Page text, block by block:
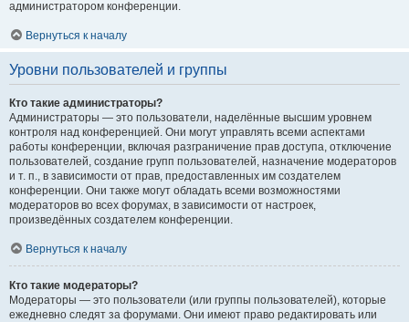
администратором конференции.
Вернуться к началу
Уровни пользователей и группы
Кто такие администраторы?
Администраторы — это пользователи, наделённые высшим уровнем
контроля над конференцией. Они могут управлять всеми аспектами
работы конференции, включая разграничение прав доступа, отключение
пользователей, создание групп пользователей, назначение модераторов
и т. п., в зависимости от прав, предоставленных им создателем
конференции. Они также могут обладать всеми возможностями
модераторов во всех форумах, в зависимости от настроек,
произведённых создателем конференции.
Вернуться к началу
Кто такие модераторы?
Модераторы — это пользователи (или группы пользователей), которые
ежедневно следят за форумами. Они имеют право редактировать или